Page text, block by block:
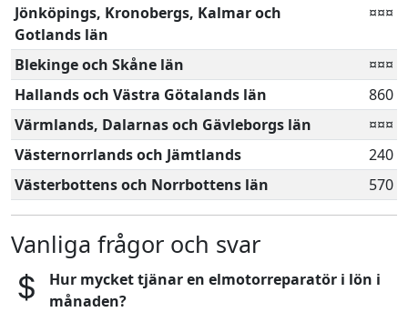
Jönköpings, Kronobergs, Kalmar och
Gotlands län
¤¤¤
Blekinge och Skåne län
¤¤¤
Hallands och Västra Götalands län
860
Värmlands, Dalarnas och Gävleborgs län
¤¤¤
Västernorrlands och Jämtlands
240
Västerbottens och Norrbottens län
570
Vanliga frågor och svar
Hur mycket tjänar en elmotorreparatör i lön i
månaden?